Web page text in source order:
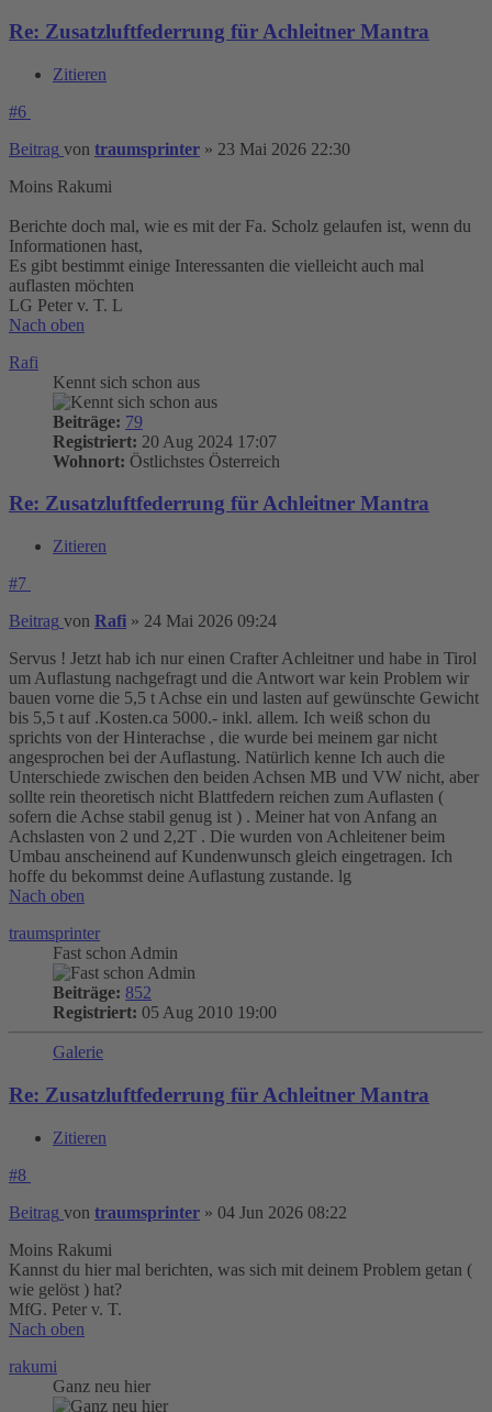
Re: Zusatzluftfederrung für Achleitner Mantra
Zitieren
#6
Beitrag von traumsprinter » 23 Mai 2026 22:30
Moins Rakumi
Berichte doch mal, wie es mit der Fa. Scholz gelaufen ist, wenn du
Informationen hast,
Es gibt bestimmt einige Interessanten die vielleicht auch mal
auflasten möchten
LG Peter v. T. L
Nach oben
Rafi
Kennt sich schon aus
Beiträge: 79
Registriert: 20 Aug 2024 17:07
Wohnort: Östlichstes Österreich
Re: Zusatzluftfederrung für Achleitner Mantra
Zitieren
#7
Beitrag von Rafi » 24 Mai 2026 09:24
Servus ! Jetzt hab ich nur einen Crafter Achleitner und habe in Tirol
um Auflastung nachgefragt und die Antwort war kein Problem wir
bauen vorne die 5,5 t Achse ein und lasten auf gewünschte Gewicht
bis 5,5 t auf .Kosten.ca 5000.- inkl. allem. Ich weiß schon du
sprichts von der Hinterachse , die wurde bei meinem gar nicht
angesprochen bei der Auflastung. Natürlich kenne Ich auch die
Unterschiede zwischen den beiden Achsen MB und VW nicht, aber
sollte rein theoretisch nicht Blattfedern reichen zum Auflasten (
sofern die Achse stabil genug ist ) . Meiner hat von Anfang an
Achslasten von 2 und 2,2T . Die wurden von Achleitener beim
Umbau anscheinend auf Kundenwunsch gleich eingetragen. Ich
hoffe du bekommst deine Auflastung zustande. lg
Nach oben
traumsprinter
Fast schon Admin
Beiträge: 852
Registriert: 05 Aug 2010 19:00
Galerie
Re: Zusatzluftfederrung für Achleitner Mantra
Zitieren
#8
Beitrag von traumsprinter » 04 Jun 2026 08:22
Moins Rakumi
Kannst du hier mal berichten, was sich mit deinem Problem getan (
wie gelöst ) hat?
MfG. Peter v. T.
Nach oben
rakumi
Ganz neu hier